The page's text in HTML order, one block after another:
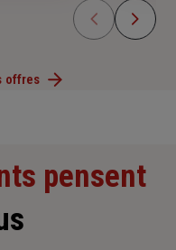
offres
pensent